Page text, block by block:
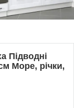
Підводні
Море, річки,